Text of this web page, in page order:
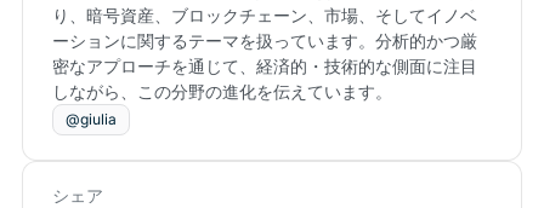
り、暗号資産、ブロックチェーン、市場、そしてイノベ
ーションに関するテーマを扱っています。分析的かつ厳
密なアプローチを通じて、経済的・技術的な側面に注目
しながら、この分野の進化を伝えています。
@giulia
シェア